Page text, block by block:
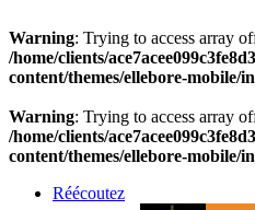
Warning: Trying to access array
/home/clients/
content/themes/ellebore-mobile/
Warning: Trying to access array
/home/clients/
content/themes/ellebore-mobile/
Réécoutez